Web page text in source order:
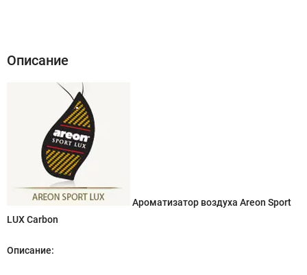
Описание
Ароматизатор воздуха Areon Sport
LUX Carbon
Описание: